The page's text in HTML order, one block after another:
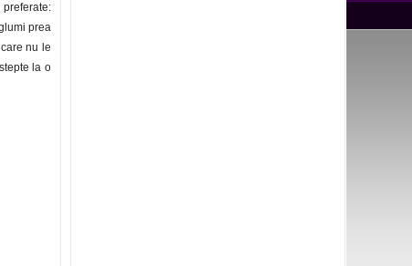
prea
nu le
la o